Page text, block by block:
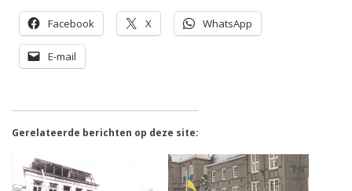
Facebook X WhatsApp
E-mail
Gerelateerde berichten op deze site: